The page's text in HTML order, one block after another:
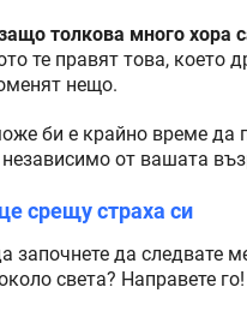
толкова много хора
те правят това, което
нещо.
би е крайно време да
независимо от вашата
срещу страха си
започнете да следвате
света? Направете го!